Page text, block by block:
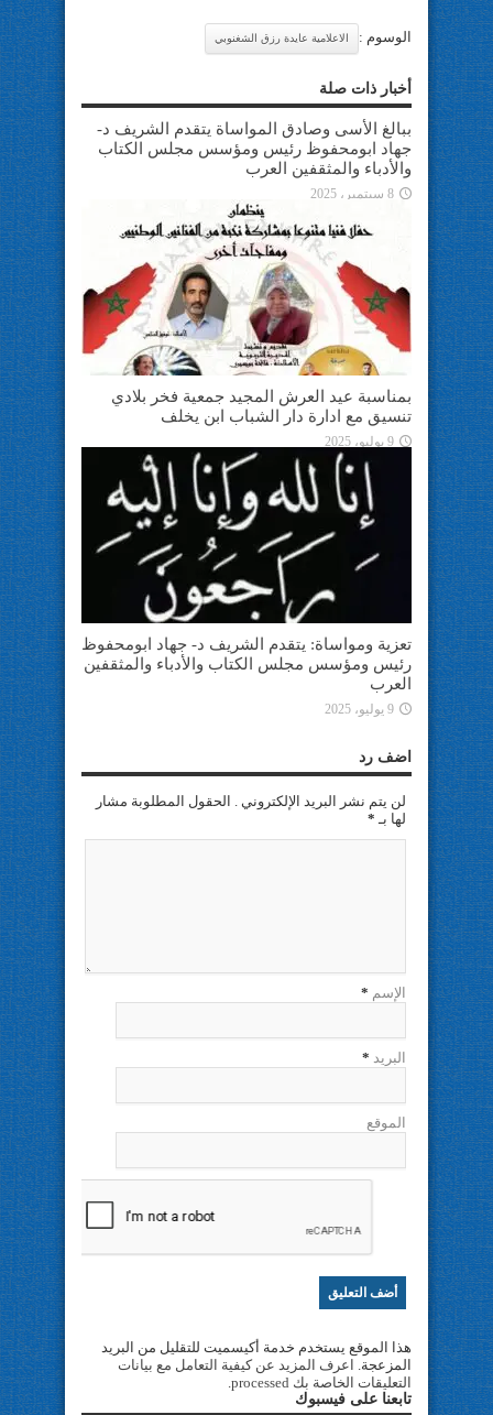
الوسوم : الاعلامية عايدة رزق الشغنوبي
أخبار ذات صلة
ببالغ الأسى وصادق المواساة يتقدم الشريف د-
جهاد ابومحفوظ رئيس ومؤسس مجلس الكتاب
والأدباء والمثقفين العرب
8 سبتمبر، 2025
بمناسبة عيد العرش المجيد جمعية فخر بلادي
تنسيق مع ادارة دار الشباب ابن يخلف
9 يوليو، 2025
تعزية ومواساة: يتقدم الشريف د- جهاد ابومحفوظ
رئيس ومؤسس مجلس الكتاب والأدباء والمثقفين
العرب
9 يوليو، 2025
اضف رد
لن يتم نشر البريد الإلكتروني . الحقول المطلوبة مشار
لها بـ *
الإسم *
البريد *
الموقع
هذا الموقع يستخدم خدمة أكيسميت للتقليل من البريد
المزعجة. اعرف المزيد عن كيفية التعامل مع بيانات
التعليقات الخاصة بك processed
.
تابعنا على فيسبوك